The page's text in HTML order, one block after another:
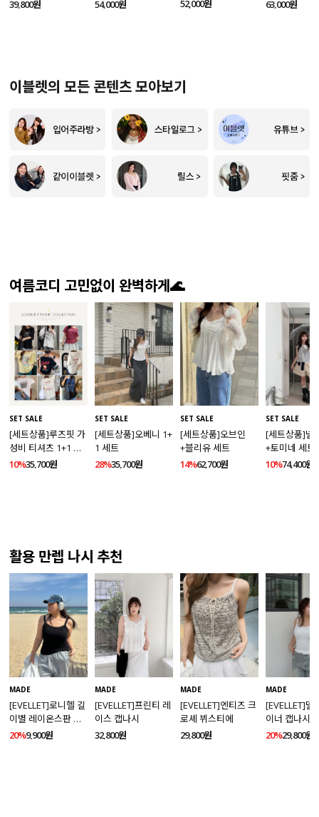
39,800원 54,000원 52,000원 63,000원
이블렛의 모든 콘텐츠 모아보기
여름코디 고민없이 완벽하게🌊
SET SALE
[세트상품]루즈핏 가
성비 티셔츠 1+1 세
트
10%35,700원
SET SALE
[세트상품]오베니 1+
1 세트
28%35,700원
SET SALE
[세트상품]오브인
+블리유 세트
14%62,700원
SET SALE
[세트상품]넬
+토미네 세트
10%74,400원
활용 만렙 나시 추천
MADE
[EVELLET]로니헬 길
이별 레이온스판 끈
나시
20%9,900원
MADE
[EVELLET]프린티 레
이스 캡나시
32,800원
MADE
[EVELLET]엔티즈 크
로셰 뷔스티에
29,800원
MADE
[EVELLET]델
이너 캡나시
20%29,800원